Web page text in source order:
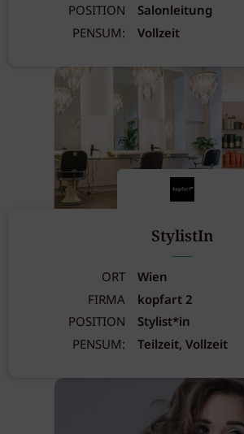
POSITION
Salonleitung
PENSUM:
Vollzeit
StylistIn
ORT
Wien
FIRMA
kopfart 2
POSITION
Stylist*in
PENSUM:
Teilzeit, Vollzeit